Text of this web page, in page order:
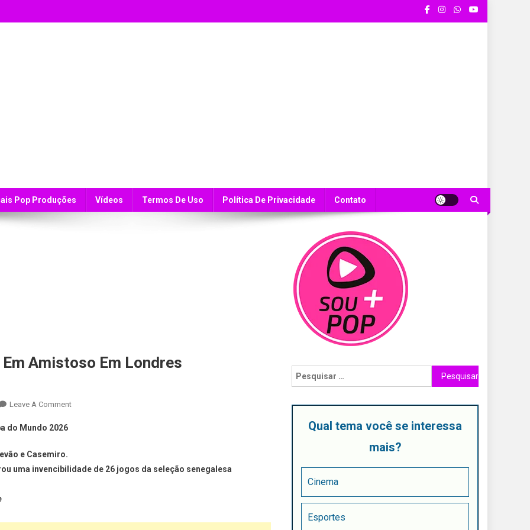
Pop Produções Vídeos Termos De Uso Política De Privacidade Contato
Amistoso Em Londres
Leave A Comment
do Mundo 2026
e Casemiro.
uma invencibilidade de 26 jogos da seleção senegalesa
Qual tema você se interessa
mais?
Cinema
Esportes